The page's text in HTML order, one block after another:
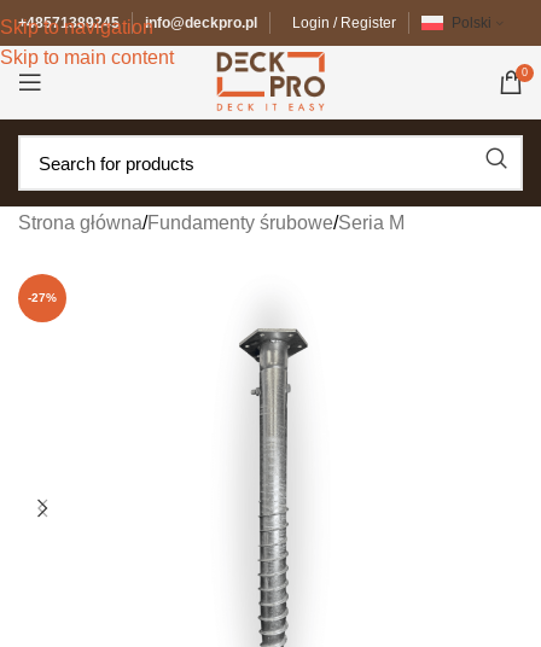
Skip to navigation
Skip to main content
+48571389245 info@deckpro.pl Login / Register Polski
0
Strona główna/Fundamenty śrubowe/Seria M
-27%